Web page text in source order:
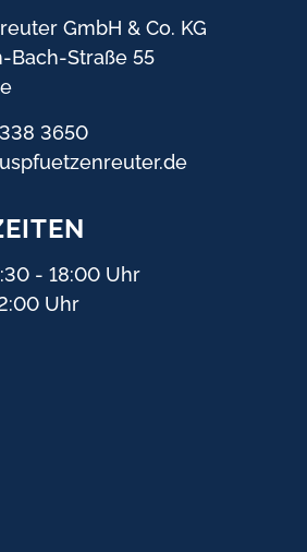
GmbH & Co. KG
Bach-Straße 55
3650
- 18:00 Uhr
Uhr